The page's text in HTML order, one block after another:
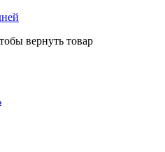
вернуть товар